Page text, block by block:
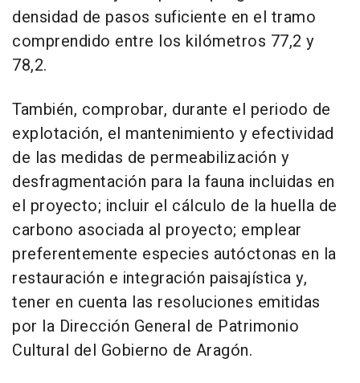
densidad de pasos suficiente en el tramo
comprendido entre los kilómetros 77,2 y
78,2.
También, comprobar, durante el periodo de
explotación, el mantenimiento y efectividad
de las medidas de permeabilización y
desfragmentación para la fauna incluidas en
el proyecto; incluir el cálculo de la huella de
carbono asociada al proyecto; emplear
preferentemente especies autóctonas en la
restauración e integración paisajística y,
tener en cuenta las resoluciones emitidas
por la Dirección General de Patrimonio
Cultural del Gobierno de Aragón.